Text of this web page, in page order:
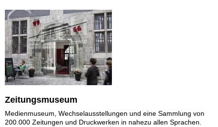
Zeitungsmuseum
Medienmuseum, Wechselausstellungen und eine Sammlung von
200.000 Zeitungen und Druckwerken in nahezu allen Sprachen.